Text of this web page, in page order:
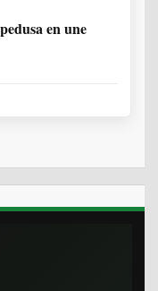
en une